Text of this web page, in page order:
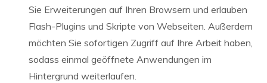
Sie Erweiterungen auf Ihren Browsern und erlauben
Flash-Plugins und Skripte von Webseiten. Außerdem
möchten Sie sofortigen Zugriff auf Ihre Arbeit haben,
sodass einmal geöffnete Anwendungen im
Hintergrund weiterlaufen.